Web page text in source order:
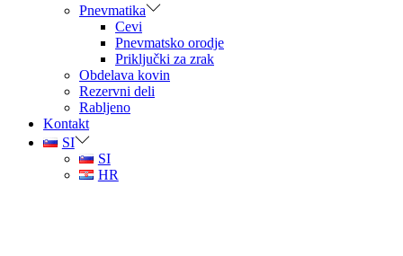
Pnevmatika
Cevi
Pnevmatsko orodje
Priključki za zrak
Obdelava kovin
Rezervni deli
Rabljeno
Kontakt
SI
SI
HR